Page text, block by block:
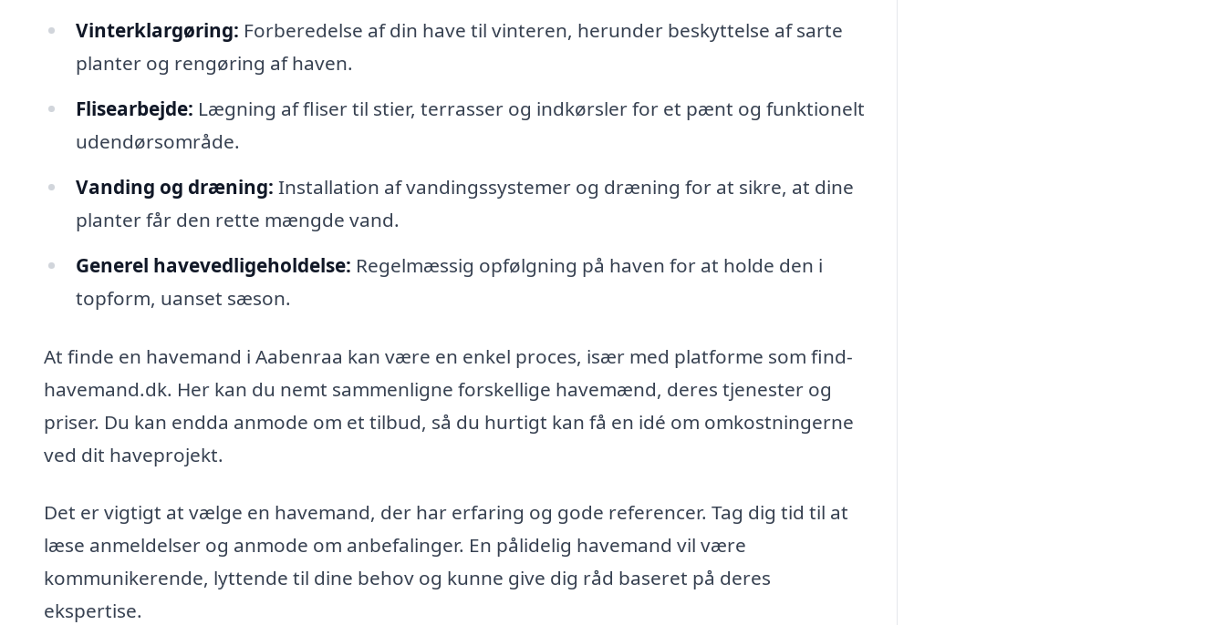
Vinterklargøring: Forberedelse af din have til vinteren, herunder beskyttelse af sarte
planter og rengøring af haven.
Flisearbejde: Lægning af fliser til stier, terrasser og indkørsler for et pænt og funktionelt
udendørsområde.
Vanding og dræning: Installation af vandingssystemer og dræning for at sikre, at dine
planter får den rette mængde vand.
Generel havevedligeholdelse: Regelmæssig opfølgning på haven for at holde den i
topform, uanset sæson.
At finde en havemand i Aabenraa kan være en enkel proces, især med platforme som find-
havemand.dk. Her kan du nemt sammenligne forskellige havemænd, deres tjenester og
priser. Du kan endda anmode om et tilbud, så du hurtigt kan få en idé om omkostningerne
ved dit haveprojekt.
Det er vigtigt at vælge en havemand, der har erfaring og gode referencer. Tag dig tid til at
læse anmeldelser og anmode om anbefalinger. En pålidelig havemand vil være
kommunikerende, lyttende til dine behov og kunne give dig råd baseret på deres
ekspertise.